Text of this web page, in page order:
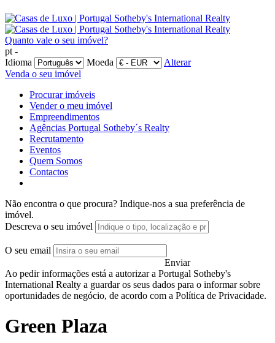
Quanto vale o seu imóvel?
pt -
Idioma
Moeda
Alterar
Venda o seu imóvel
Procurar imóveis
Vender o meu imóvel
Empreendimentos
Agências Portugal Sotheby´s Realty
Recrutamento
Eventos
Quem Somos
Contactos
Não encontra o que procura? Indique-nos a sua preferência de
imóvel.
Descreva o seu imóvel
O seu email
Enviar
Ao pedir informações está a autorizar a Portugal Sotheby's
International Realty a guardar os seus dados para o informar sobre
oportunidades de negócio, de acordo com a Política de Privacidade.
Green Plaza